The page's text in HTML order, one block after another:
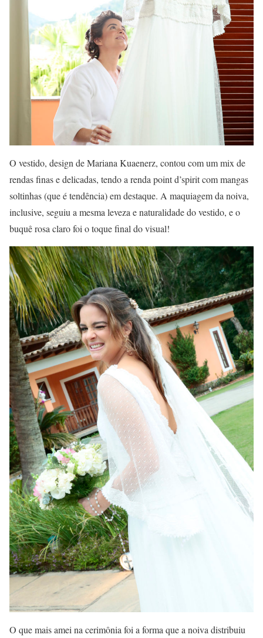
O vestido, design de Mariana Kuaenerz, contou com um mix de
rendas finas e delicadas, tendo a renda point d’spirit com mangas
soltinhas (que é tendência) em destaque. A maquiagem da noiva,
inclusive, seguiu a mesma leveza e naturalidade do vestido, e o
buquê rosa claro foi o toque final do visual!
O que mais amei na cerimônia foi a forma que a noiva distribuiu